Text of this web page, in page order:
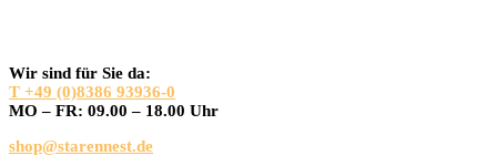
Wir sind für Sie da:
T +49 (0)8386 93936-0
MO – FR: 09.00 – 18.00 Uhr
shop@starennest.de